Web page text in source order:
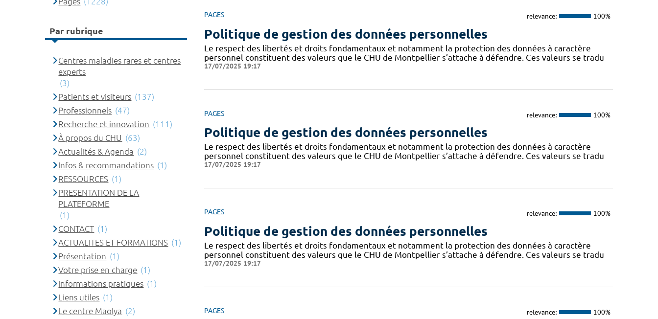
PAGES relevance: 100%
Politique de gestion des données personnelles
Le respect des libertés et droits fondamentaux et notamment la protection des données à caractère
personnel constituent des valeurs que le CHU de Montpellier s’attache à défendre. Ces valeurs se tradu
17/07/2025 19:17
PAGES relevance: 100%
Politique de gestion des données personnelles
Le respect des libertés et droits fondamentaux et notamment la protection des données à caractère
personnel constituent des valeurs que le CHU de Montpellier s’attache à défendre. Ces valeurs se tradu
17/07/2025 19:17
PAGES relevance: 100%
Politique de gestion des données personnelles
Le respect des libertés et droits fondamentaux et notamment la protection des données à caractère
personnel constituent des valeurs que le CHU de Montpellier s’attache à défendre. Ces valeurs se tradu
17/07/2025 19:17
PAGES relevance: 100%
Par rubrique
Centres maladies rares et centres
experts
(3)
Patients et visiteurs (137)
Professionnels (47)
Recherche et innovation (111)
À propos du CHU (63)
Actualités & Agenda (2)
Infos & recommandations (1)
RESSOURCES (1)
PRESENTATION DE LA
PLATEFORME
(1)
CONTACT (1)
ACTUALITES ET FORMATIONS (1)
Présentation (1)
Votre prise en charge (1)
Informations pratiques (1)
Liens utiles (1)
Le centre Maolya (2)